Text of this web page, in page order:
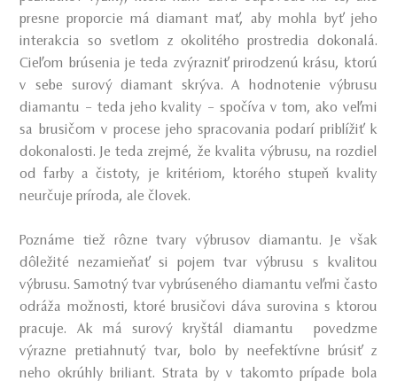
presne proporcie má diamant mať, aby mohla byť jeho
interakcia so svetlom z okolitého prostredia dokonalá.
Cieľom brúsenia je teda zvýrazniť prirodzenú krásu, ktorú
v sebe surový diamant skrýva. A hodnotenie výbrusu
diamantu – teda jeho kvality – spočíva v tom, ako veľmi
sa brusičom v procese jeho spracovania podarí priblížiť k
dokonalosti. Je teda zrejmé, že kvalita výbrusu, na rozdiel
od farby a čistoty, je kritériom, ktorého stupeň kvality
neurčuje príroda, ale človek.
Poznáme tiež rôzne tvary výbrusov diamantu. Je však
dôležité nezamieňať si pojem tvar výbrusu s kvalitou
výbrusu. Samotný tvar vybrúseného diamantu veľmi často
odráža možnosti, ktoré brusičovi dáva surovina s ktorou
pracuje. Ak má surový kryštál diamantu povedzme
výrazne pretiahnutý tvar, bolo by neefektívne brúsiť z
neho okrúhly briliant. Strata by v takomto prípade bola